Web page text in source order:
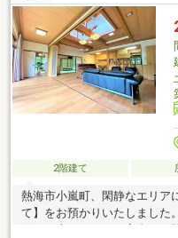
2階建て
熱海市小嵐町、閑静なエリア
て】をお預かりいたしました
戸まで上がるため、高台から